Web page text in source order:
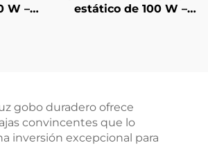
W –
estático de 100 W –
gobo duradero ofrece
convincentes que lo
inversión excepcional para